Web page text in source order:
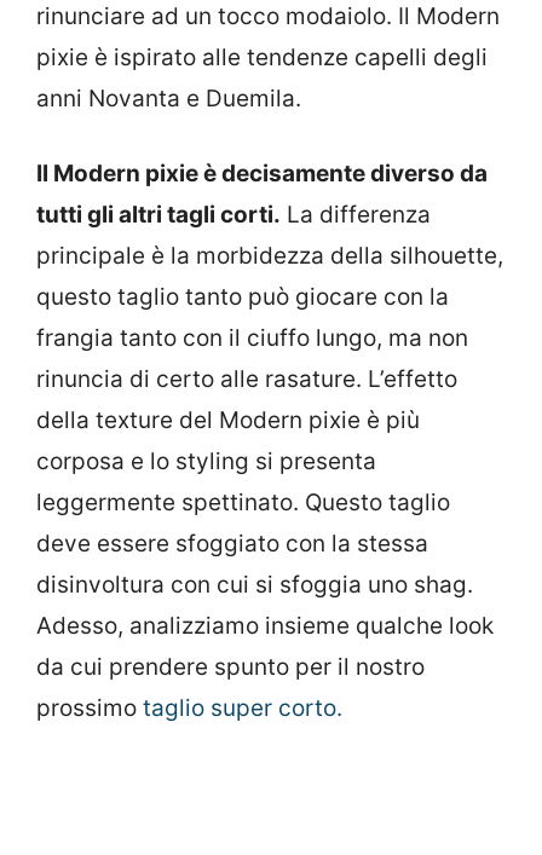
rinunciare ad un tocco modaiolo. Il Modern
pixie è ispirato alle tendenze capelli degli
anni Novanta e Duemila.
Il Modern pixie è decisamente diverso da
tutti gli altri tagli corti. La differenza
principale è la morbidezza della silhouette,
questo taglio tanto può giocare con la
frangia tanto con il ciuffo lungo, ma non
rinuncia di certo alle rasature. L’effetto
della texture del Modern pixie è più
corposa e lo styling si presenta
leggermente spettinato. Questo taglio
deve essere sfoggiato con la stessa
disinvoltura con cui si sfoggia uno shag.
Adesso, analizziamo insieme qualche look
da cui prendere spunto per il nostro
prossimo taglio super corto.